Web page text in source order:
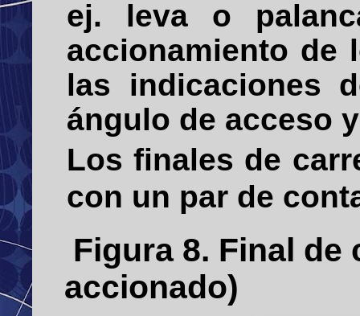
ej. leva o
accionamiento de
las indicaciones
ángulo de acceso
Los finales de
con un par de
Figura 8. Final de
accionado)